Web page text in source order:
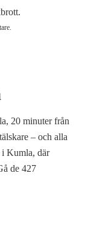
20 minuter från
– och alla
Kumla, där
de 427